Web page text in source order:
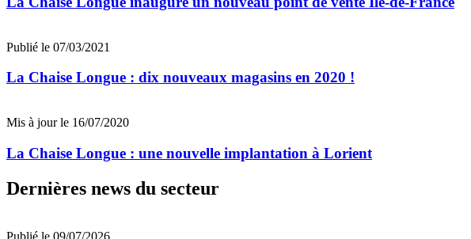
Publié le 07/03/2021
La Chaise Longue : dix nouveaux magasins en 2020 !
Mis à jour le 16/07/2020
La Chaise Longue : une nouvelle implantation à Lorient
Dernières news du secteur
Publié le 09/07/2026